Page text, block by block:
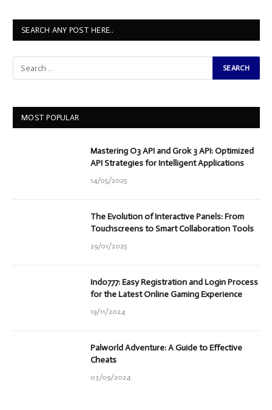
SEARCH ANY POST HERE..
MOST POPULAR
Mastering O3 API and Grok 3 API: Optimized
API Strategies for Intelligent Applications
14/05/2025
The Evolution of Interactive Panels: From
Touchscreens to Smart Collaboration Tools
29/01/2025
Indo777: Easy Registration and Login Process
for the Latest Online Gaming Experience
19/11/2024
Palworld Adventure: A Guide to Effective
Cheats
03/09/2024